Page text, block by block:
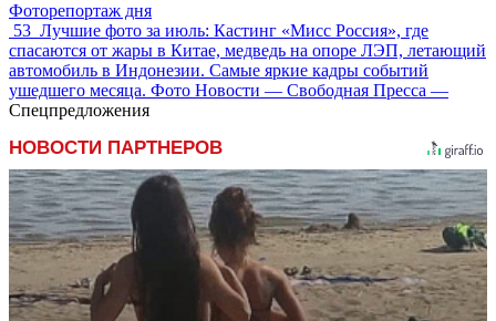
Фоторепортаж дня
53 Лучшие фото за июль: Кастинг «Мисс Россия», где
спасаются от жары в Китае, медведь на опоре ЛЭП, летающий
автомобиль в Индонезии. Самые яркие кадры событий
ушедшего месяца. Фото Новости — Свободная Пресса —
Спецпредложения
НОВОСТИ ПАРТНЕРОВ